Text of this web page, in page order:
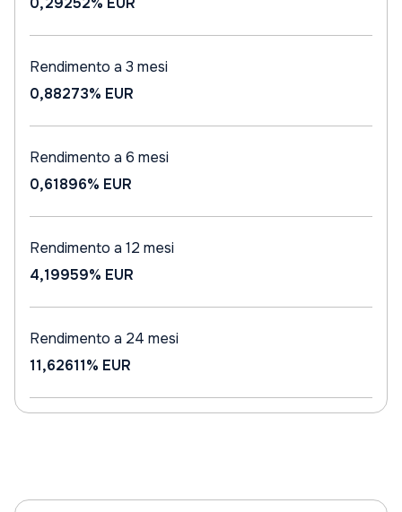
Rendimento a 3 mesi
0,88273% EUR
Rendimento a 6 mesi
0,61896% EUR
Rendimento a 12 mesi
4,19959% EUR
Rendimento a 24 mesi
11,62611% EUR